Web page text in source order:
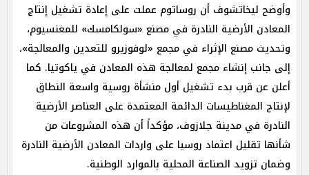
وأوضح ليخاتشوف أن روساتوم عملت على إعادة تشغيل إنتاج
المعادن الأرضية النادرة في مصنع «سولكامسك» للمغنسيوم،
وتحديث مصنع الإثراء في مجمع «لوفوزيرو للتعدين والمعالجة»،
إلى جانب إنشاء مجمع لمعالجة هذه المعادن في ياكوتيا. كما
أعلن عن قرب بدء تشغيل أول منشأة روسية واسعة النطاق
لإنتاج المغناطيسات الدائمة المعتمدة على العناصر الأرضية
النادرة في مدينة جلازوف، مؤكداً أن هذه المشروعات من
شأنها تقليل اعتماد روسيا على واردات المعادن الأرضية النادرة
وضمان تزويد الصناعة المحلية بالموارد الوطنية.